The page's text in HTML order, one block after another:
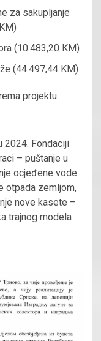
za sakupljanje
(10.483,20 KM)
(44.497,44 KM)
projektu.
2024. Fondaciji
– puštanje u
ocjeđene vode
otpada zemljom,
nove kasete –
trajnog modela